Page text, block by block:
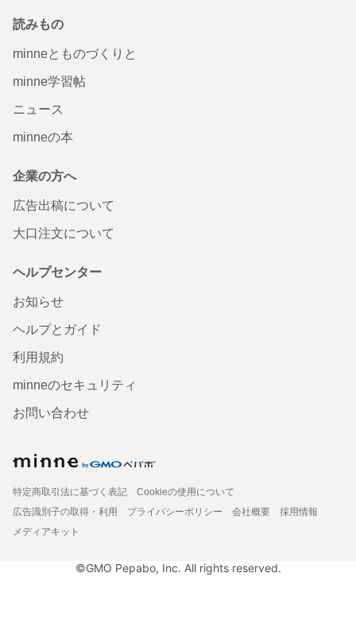
読みもの
minneとものづくりと
minne学習帖
ニュース
minneの本
企業の方へ
広告出稿について
大口注文について
ヘルプセンター
お知らせ
ヘルプとガイド
利用規約
minneのセキュリティ
お問い合わせ
特定商取引法に基づく表記
Cookieの使用について
広告識別子の取得・利用
プライバシーポリシー 会社概要
採用情報
メディアキット
©GMO Pepabo, Inc. All rights reserved.